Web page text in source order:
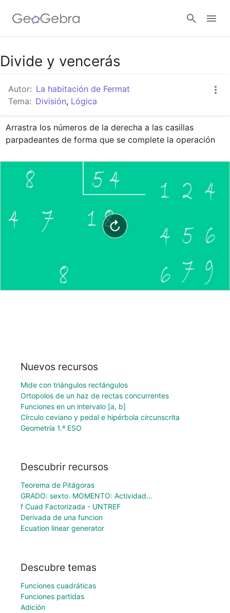
Google Classroom
GeoGebra Classroom
Abrir sesión
Divide y vencerás
Autor: La habitación de Fermat
Tema: División, Lógica
Arrastra los números de la derecha a las casillas
parpadeantes de forma que se complete la operación
Nuevos recursos
Mide con triángulos rectángulos
Ortopolos de un haz de rectas concurrentes
Funciones en un intervalo [a, b]
Círculo ceviano y pedal e hipérbola circunscrita
Geometría 1.º ESO
Descubrir recursos
Teorema de Pitágoras
GRADO: sexto. MOMENTO: Actividad...
f Cuad Factorizada - UNTREF
Derivada de una funcion
Ecuation linear generator
Descubre temas
Funciones cuadráticas
Funciones partidas
Adición